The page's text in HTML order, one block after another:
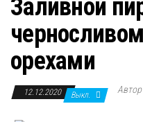
Заливной
орехами
12.12.2020 Выкл. Автор